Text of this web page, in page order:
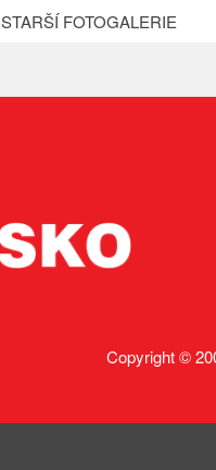
STARŠÍ FOTOGALERIE
Copyright ©